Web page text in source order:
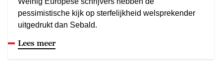
pessimistische kijk op sterfelijkheid welsprekender
uitgedrukt dan Sebald.
Lees meer